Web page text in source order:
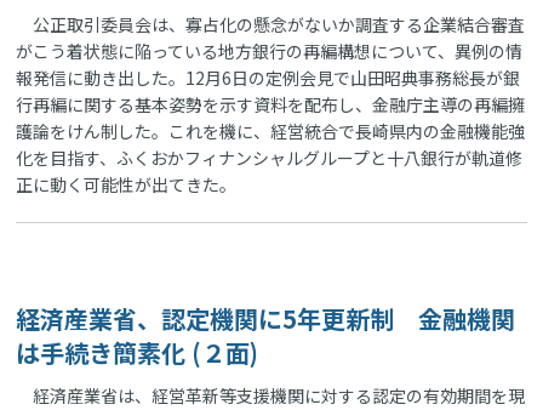
公正取引委員会は、寡占化の懸念がないか調査する企業結合審査
がこう着状態に陥っている地方銀行の再編構想について、異例の情
報発信に動き出した。12月6日の定例会見で山田昭典事務総長が銀
行再編に関する基本姿勢を示す資料を配布し、金融庁主導の再編擁
護論をけん制した。これを機に、経営統合で長崎県内の金融機能強
化を目指す、ふくおかフィナンシャルグループと十八銀行が軌道修
正に動く可能性が出てきた。
経済産業省、認定機関に5年更新制 金融機関
は手続き簡素化 (２面)
経済産業省は、経営革新等支援機関に対する認定の有効期間を現